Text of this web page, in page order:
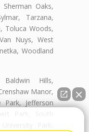
Oaks,
Tarzana,
Toluca Woods,
Nuys, West
Woodland
Hills,
Manor,
Park, Jefferson
Park, South
Park,